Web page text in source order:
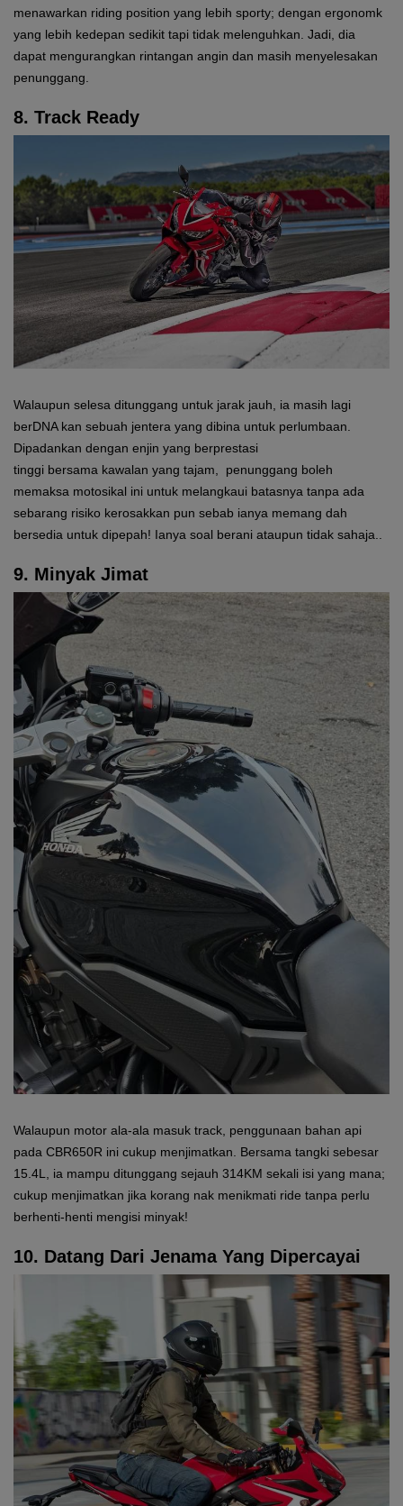
menawarkan riding position yang lebih sporty; dengan ergonomk
yang lebih kedepan sedikit tapi tidak melenguhkan. Jadi, dia
dapat mengurangkan rintangan angin dan masih menyelesakan
penunggang.
8. Track Ready
Walaupun selesa ditunggang untuk jarak jauh, ia masih lagi
berDNA kan sebuah jentera yang dibina untuk perlumbaan.
Dipadankan dengan enjin yang berprestasi
tinggi bersama kawalan yang tajam, penunggang boleh
memaksa motosikal ini untuk melangkaui batasnya tanpa ada
sebarang risiko kerosakkan pun sebab ianya memang dah
bersedia untuk dipepah! Ianya soal berani ataupun tidak sahaja..
9. Minyak Jimat
Walaupun motor ala-ala masuk track, penggunaan bahan api
pada CBR650R ini cukup menjimatkan. Bersama tangki sebesar
15.4L, ia mampu ditunggang sejauh 314KM sekali isi yang mana;
cukup menjimatkan jika korang nak menikmati ride tanpa perlu
berhenti-henti mengisi minyak!
10. Datang Dari Jenama Yang Dipercayai